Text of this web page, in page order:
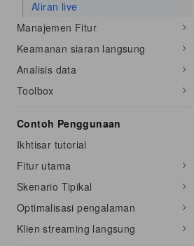
Aliran live
Manajemen Fitur
Keamanan siaran langsung
Analisis data
Toolbox
Contoh Penggunaan
Ikhtisar tutorial
Fitur utama
Skenario Tipikal
Optimalisasi pengalaman
Klien streaming langsung